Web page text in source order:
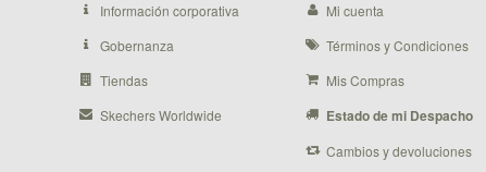
Información corporativa
Gobernanza
Tiendas
Skechers Worldwide
Mi cuenta
Términos y Condiciones
Mis Compras
Estado de mi Despacho
Cambios y devoluciones